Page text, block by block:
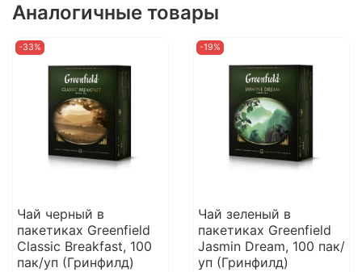
Аналогичные товары
-33%
Чай черный в
пакетиках Greenfield
Classic Breakfast, 100
пак/уп (Гринфилд)
-19%
Чай зеленый в
пакетиках Greenfield
Jasmin Dream, 100 пак/
уп (Гринфилд)